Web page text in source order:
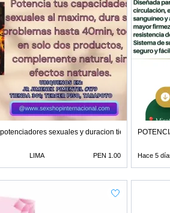
sexuales y duracion tiendas
LIMA PEN 1.00 Hace 5